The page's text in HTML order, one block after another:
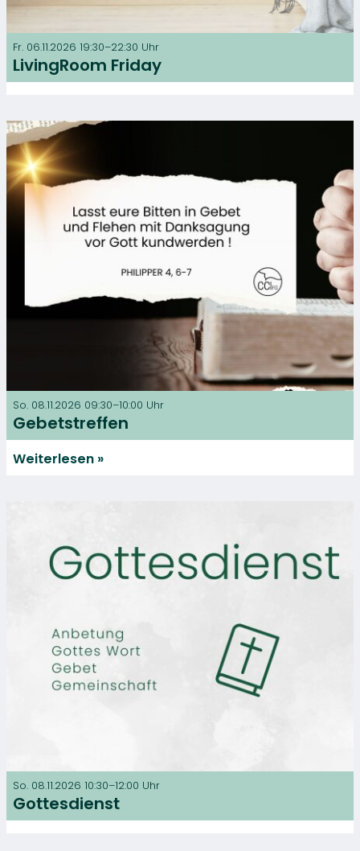
Fr. 06.11.2026 19:30–22:30 Uhr
LivingRoom Friday
So. 08.11.2026 09:30–10:00 Uhr
Gebetstreffen
Weiterlesen
So. 08.11.2026 10:30–12:00 Uhr
Gottesdienst